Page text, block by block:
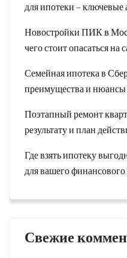
для ипотеки – ключевые
Новостройки ПИК в
чего стоит опасаться на
Семейная ипотека в
преимущества и
Поэтапный ремонт
результату и план
Где взять ипотеку
для вашего финансового
Свежие